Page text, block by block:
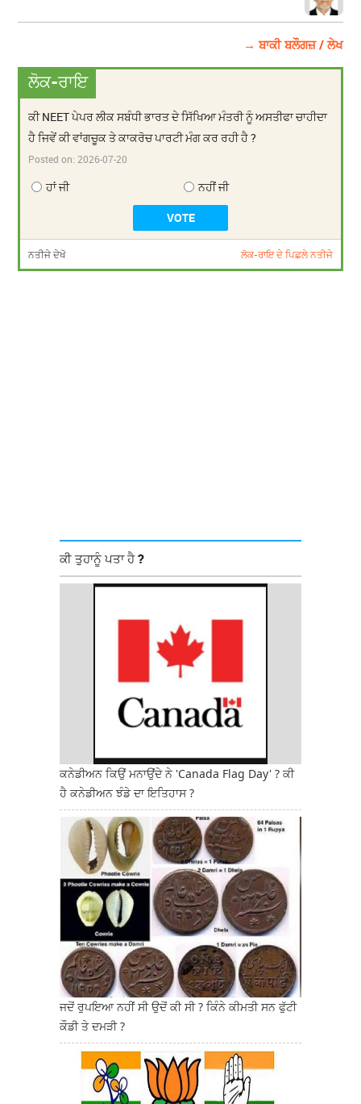
→ ਬਾਕੀ ਬਲੌਗਜ਼ / ਲੇਖ
ਲੋਕ-ਰਾਇ
ਕੀ NEET ਪੇਪਰ ਲੀਕ ਸਬੰਧੀ ਭਾਰਤ ਦੇ ਸਿੱਖਿਆ ਮੰਤਰੀ ਨੂੰ ਅਸਤੀਫਾ ਚਾਹੀਦਾ
ਹੈ ਜਿਵੇਂ ਕੀ ਵਾਂਗਚੂਕ ਤੇ ਕਾਕਰੋਚ ਪਾਰਟੀ ਮੰਗ ਕਰ ਰਹੀ ਹੈ ?
Posted on:2026-07-20
ਹਾਂ ਜੀ ਨਹੀਂ ਜੀ
ਨਤੀਜੇ ਦੇਖੋ ਲੋਕ-ਰਾਇ ਦੇ ਪਿਛਲੇ ਨਤੀਜੇ
ਕੀ ਤੁਹਾਨੂੰ ਪਤਾ ਹੈ ?
ਕਨੇਡੀਅਨ ਕਿਉਂ ਮਨਾਉਂਦੇ ਨੇ 'Canada Flag Day' ? ਕੀ
ਹੈ ਕਨੇਡੀਅਨ ਝੰਡੇ ਦਾ ਇਤਿਹਾਸ ?
ਜਦੋਂ ਰੁਪਇਆ ਨਹੀਂ ਸੀ ਉਦੋਂ ਕੀ ਸੀ ? ਕਿੰਨੇ ਕੀਮਤੀ ਸਨ ਫੁੱਟੀ
ਕੌਡੀ ਤੇ ਦਮੜੀ ?